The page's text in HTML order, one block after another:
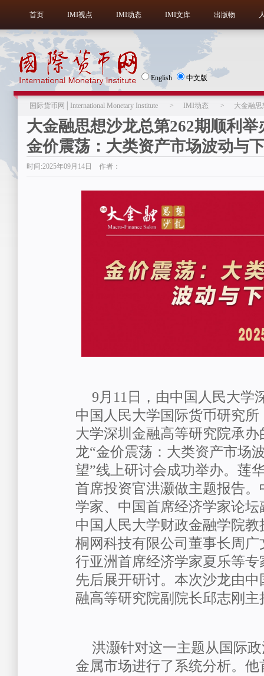
首页 IMI视点 IMI动态 IMI文库 出版物
English 中文版
国际货币网│International Monetary Institute > IMI动态 > 大金融
大金融思想沙龙总第262期顺利举
金价震荡：大类资产市场波动与
时间:2025年09月14日 作者：
9 月 11 日，由中国人民大学
中国人民大学国际货币研究所
大学深圳金融高等研究院承
龙“金价震荡：大类资产市场
望”线上研讨会成功举办。莲
首席投资官洪灏做主题报告
学家、中国首席经济学家论
中国人民大学财政金融学院
桐网科技有限公司董事长周
行亚洲首席经济学家夏乐等
先后展开研讨。本次沙龙由
融高等研究院副院长邱志刚主
洪灏针对这一主题从国际
金属市场进行了系统分析。